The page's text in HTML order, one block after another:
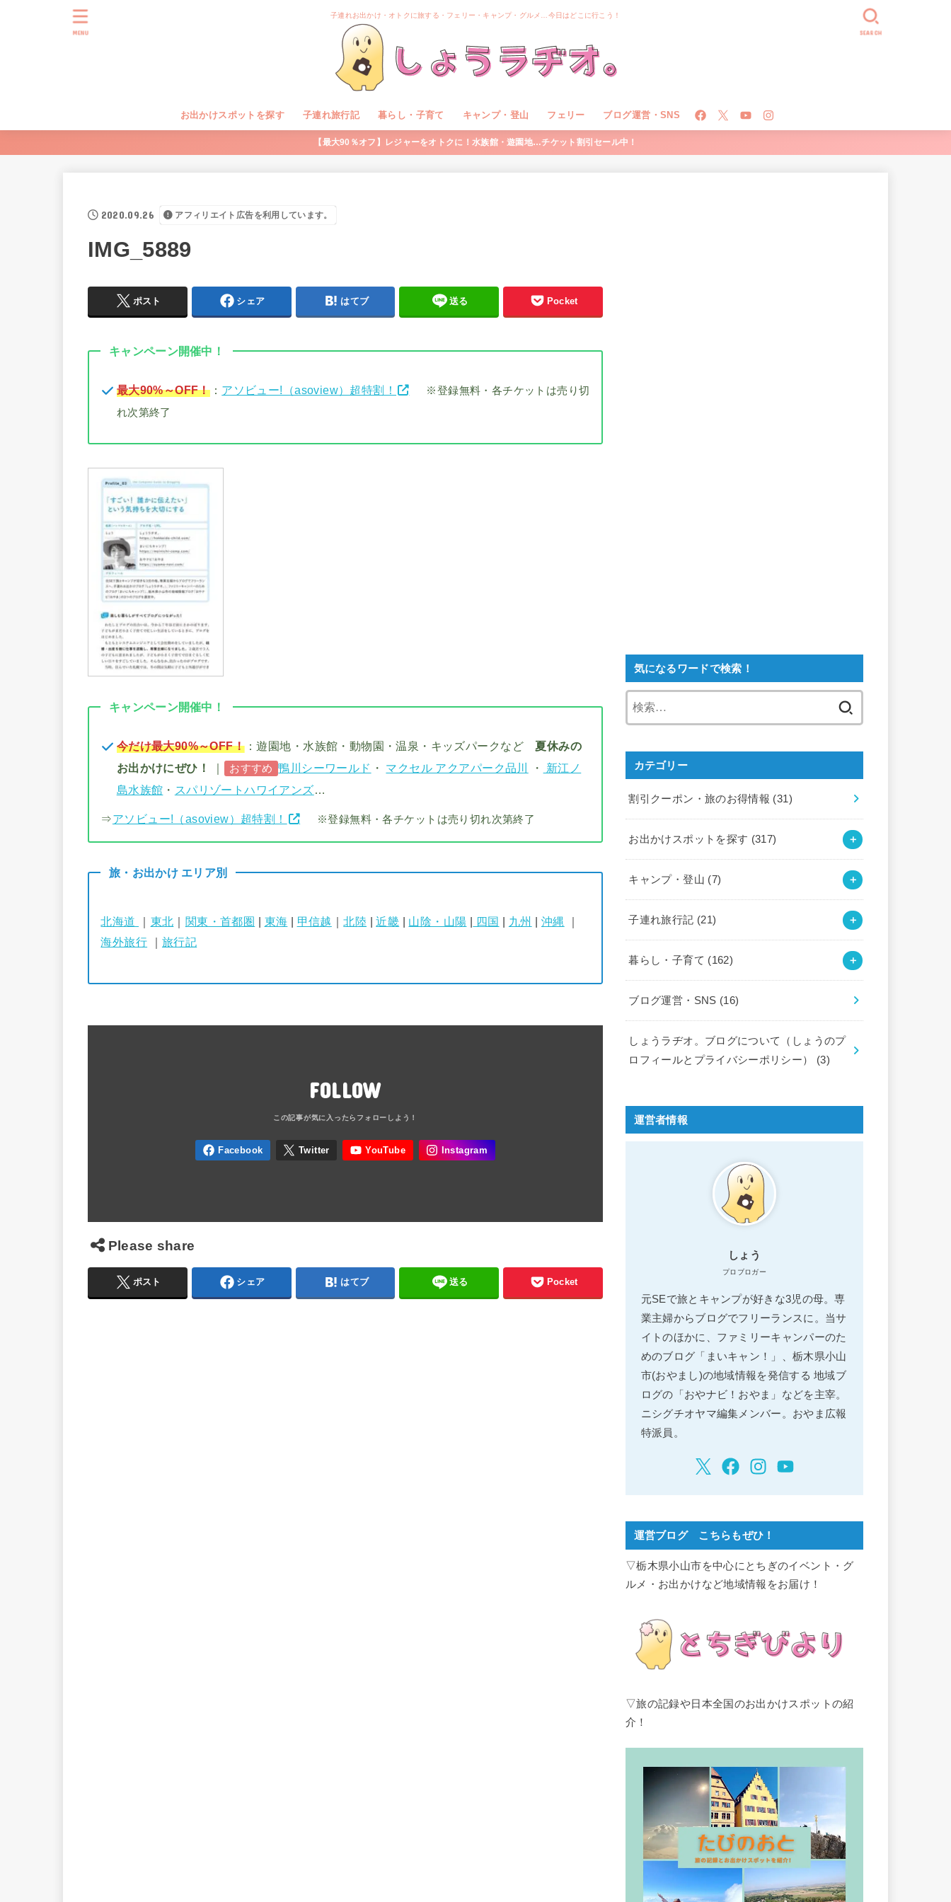
子連れお出かけ・オトクに旅する・フェリー・キャンプ・グルメ…今日はどこに行こう！
お出かけスポットを探す 子連れ旅行記 暮らし・子育て キャンプ・登山 フェリー ブログ運営・SNS
SEARCH
MENU
【最大90％オフ】レジャーをオトクに！水族館・遊園地…チケット割引セール中！
2020.09.26 アフィリエイト広告を利用しています。
IMG_5889
ポスト シェア はてブ 送る Pocket
キャンペーン開催中！
最大90%～OFF！： アソビュー!（asoview）超特割！
※登録無料・各チケットは売り切
れ次第終了
キャンペーン開催中！
今だけ最大90%～OFF！ ：遊園地・水族館・動物園・温泉・キッズパークなど夏休みの
お出かけにぜひ！
｜ おすすめ 鴨川シーワールド ・ マクセル アクアパーク品川 ・
新江ノ
島水族館 ・ スパリゾートハワイアンズ…
⇒アソビュー!（asoview）超特割！ ※登録無料・各チケットは売り切れ次第終了
旅・お出かけ エリア別
北海道 ｜ 東北 ｜ 関東・首都圏 | 東海 | 甲信越 ｜北陸 |近畿 | 山陰・山陽 | 四国 | 九州 | 沖縄 ｜
海外旅行 ｜ 旅行記
FOLLOW
Please share
ポスト シェア はてブ 送る Pocket
気になるワードで検索！
カテゴリー
割引クーポン・旅のお得情報 (31)
お出かけスポットを探す (317)
キャンプ・登山 (7)
子連れ旅行記 (21)
暮らし・子育て (162)
ブログ運営・SNS (16)
しょうラヂオ。ブログについて（しょうのプ
ロフィールとプライバシーポリシー） (3)
運営者情報
しょう
プロブロガー
元SEで旅とキャンプが好きな3児の母。専
業主婦からブログでフリーランスに。当サ
イトのほかに、ファミリーキャンパーのた
めのブログ「まいキャン！」、栃木県小山
市(おやまし)の地域情報を発信する 地域ブ
ログの「おやナビ！おやま」などを主宰。
ニシグチオヤマ編集メンバー。おやま広報
特派員。
運営ブログ こちらもぜひ！
▽栃木県小山市を中心にとちぎのイベント・グ
ルメ・お出かけなど地域情報をお届け！
▽旅の記録や日本全国のお出かけスポットの紹
介！